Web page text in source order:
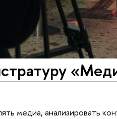
медиа, анализировать